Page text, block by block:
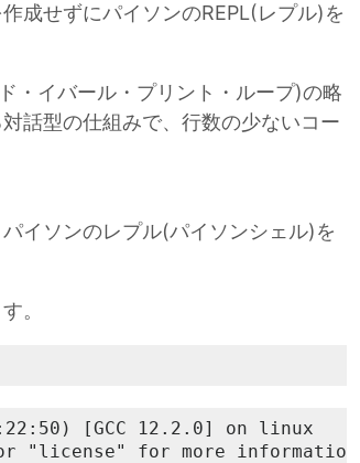
成せずにパイソンのREPL(レプル)を
・イバール・プリント・ループ)の略
話型の仕組みで、行数の少ないコー
イソンのレプル(パイソンシェル)を
。
[GCC 12.2.0] on linux
"license" for more information.